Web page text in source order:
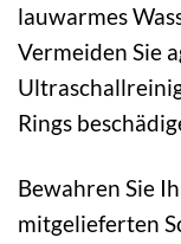
lauwarmes
Vermeiden Sie
Rings
Bewahren Sie
mitgelieferten